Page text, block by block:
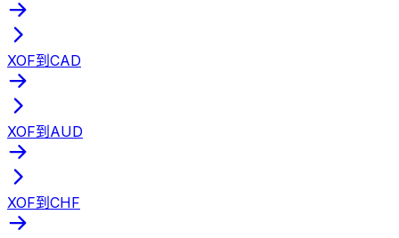
XOF到CAD
XOF到AUD
XOF到CHF